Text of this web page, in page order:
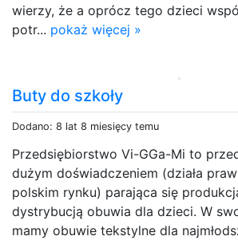
wierzy, że a oprócz tego dzieci
potr... pokaż więcej »
Buty do szkoły
Dodano: 8 lat 8 miesięcy temu
Przedsiębiorstwo Vi-GGa-Mi to
dużym doświadczeniem (działa
polskim rynku) parająca się
dystrybucją obuwia dla dzieci. W
mamy obuwie tekstylne dla